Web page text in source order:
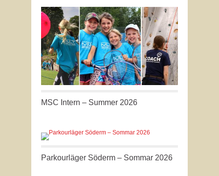
MSC Intern – Summer 2026
Parkourläger Söderm – Sommar 2026